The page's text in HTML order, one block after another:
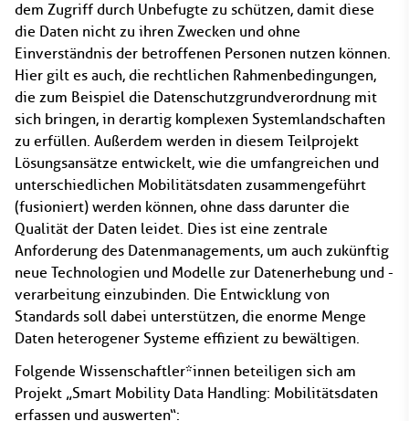
dem Zugriff durch Unbefugte zu schützen, damit diese
die Daten nicht zu ihren Zwecken und ohne
Einverständnis der betroffenen Personen nutzen können.
Hier gilt es auch, die rechtlichen Rahmenbedingungen,
die zum Beispiel die Datenschutzgrundverordnung mit
sich bringen, in derartig komplexen Systemlandschaften
zu erfüllen. Außerdem werden in diesem Teilprojekt
Lösungsansätze entwickelt, wie die umfangreichen und
unterschiedlichen Mobilitätsdaten zusammengeführt
(fusioniert) werden können, ohne dass darunter die
Qualität der Daten leidet. Dies ist eine zentrale
Anforderung des Datenmanagements, um auch zukünftig
neue Technologien und Modelle zur Datenerhebung und -
verarbeitung einzubinden. Die Entwicklung von
Standards soll dabei unterstützen, die enorme Menge
Daten heterogener Systeme effizient zu bewältigen.
Folgende Wissenschaftler*innen beteiligen sich am
Projekt „Smart Mobility Data Handling: Mobilitätsdaten
erfassen und auswerten“: